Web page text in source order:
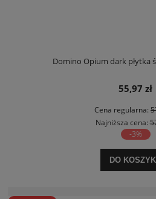
Domino Opium dark płytka
55,97 zł
Cena regularna:
Najniższa cena:
-3%
DO